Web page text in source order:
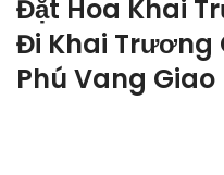
Đặt Hoa Khai
Đi Khai Trương
Phú Vang Giao